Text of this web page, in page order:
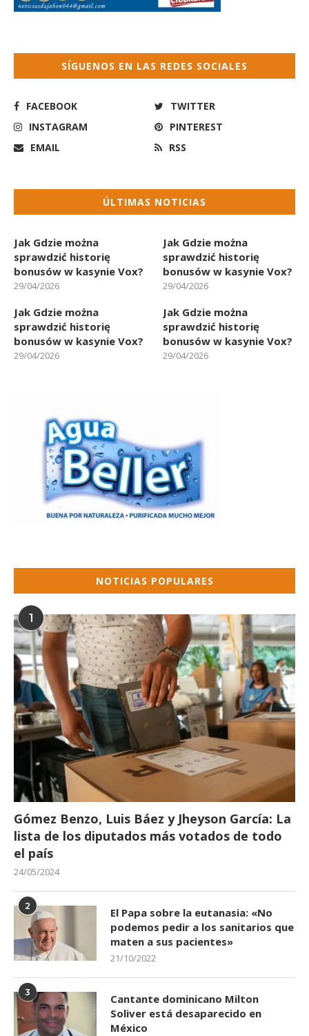
SÍGUENOS EN LAS REDES SOCIALES
FACEBOOK
TWITTER
INSTAGRAM
PINTEREST
EMAIL
RSS
ÚLTIMAS NOTICIAS
Jak Gdzie można
sprawdzić historię
bonusów w kasynie Vox?
29/04/2026
Jak Gdzie można
sprawdzić historię
bonusów w kasynie Vox?
29/04/2026
Jak Gdzie można
sprawdzić historię
bonusów w kasynie Vox?
29/04/2026
Jak Gdzie można
sprawdzić historię
bonusów w kasynie Vox?
29/04/2026
NOTICIAS POPULARES
1
Gómez Benzo, Luis Báez y Jheyson García: La
lista de los diputados más votados de todo
el país
24/05/2024
2
El Papa sobre la eutanasia: «No
podemos pedir a los sanitarios que
maten a sus pacientes»
21/10/2022
3
Cantante dominicano Milton
Soliver está desaparecido en
México